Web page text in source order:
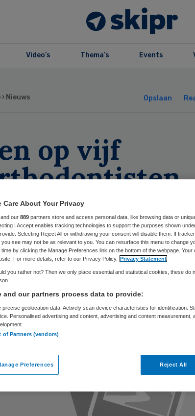
Video’s Thema’s Events
› Nieuws Opslaan
op vijf
te
tariefdaling
Skipr Redactie 12:23
Care About Your Privacy
our 889 partners store and access personal data, like browsing data or
I Accept enables tracking technologies to support the purposes shown
Selecting Reject All or withdrawing your consent will disable them. If
you see may not be as relevant to you. You can resurface this menu to change
time by clicking the Manage Preferences link on the bottom of the webpage.
For more details, refer to our Privacy Policy. Privacy Statement
you rather not? Then we only place essential and statistical cookies, these do
and our partners process data to provide:
precise geolocation data. Actively scan device characteristics for identification.
Personalised advertising and content, advertising and content measurement,
of Partners (vendors)
Preferences Reject All